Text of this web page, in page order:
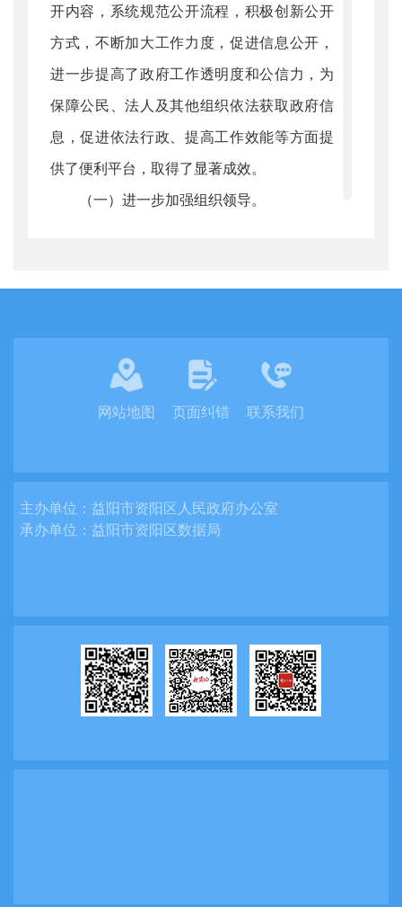
开内容，系统规范公开流程，积极创新公开
方式，不断加大工作力度，促进信息公开，
进一步提高了政府工作透明度和公信力，为
保障公民、法人及其他组织依法获取政府信
息，促进依法行政、提高工作效能等方面提
供了便利平台，取得了显著成效。
（一）进一步加强组织领导。
信息公开工作提供了有力的组织保障。
（二）进一步加强制度建设
需要发布的信息，经拟稿、审核公开等
于公文运转程序和信息发布程序全过程，以
一是积极组织负责政务公开工作的分管
领导和工作人员深入学习《条例》等相关文
网站地图 页面纠错 联系我们
主办单位： 益阳市资阳区人民政府办公室
承办单位： 益阳市资阳区数据局